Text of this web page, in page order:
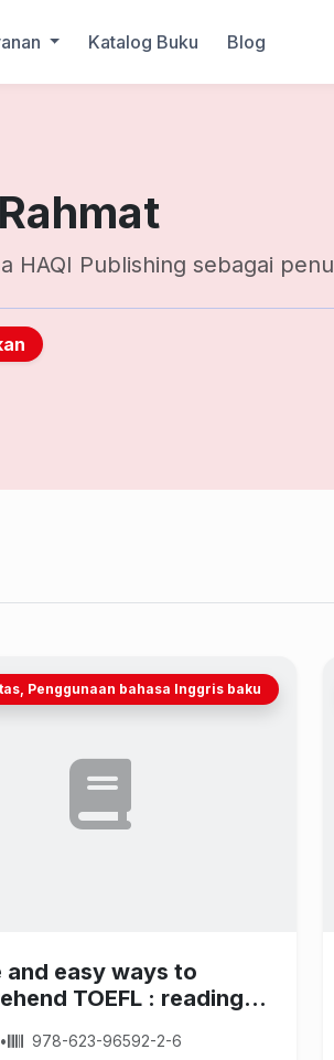
Katalog Buku Blog
HAQI Publishing sebagai
Penggunaan bahasa Inggris baku
and easy ways to
TOEFL : reading
• 978-623-96592-2-6